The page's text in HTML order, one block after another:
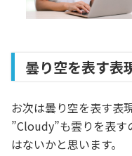
曇り空を表す表
お次は曇り空を表す表
”Cloudy”も雲りを表
はないかと思います。